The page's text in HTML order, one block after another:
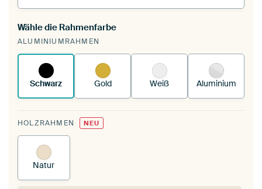
Du spannst einen wechselbaren Textiltuch in
deinen vorhandenen ArtFrame™.
funktioniert es.
Wähle die Rahmenfarbe
ALUMINIUMRAHMEN
Schwarz Gold Weiß Aluminium
HOLZRAHMEN NEU
Natur